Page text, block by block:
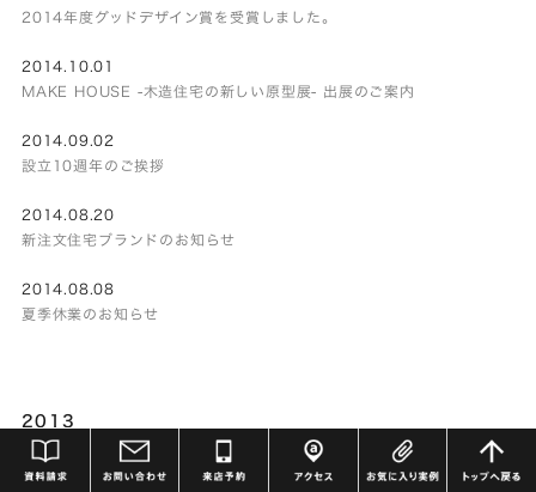
2014年度グッドデザイン賞を受賞しました。
2014.10.01
MAKE HOUSE -木造住宅の新しい原型展- 出展のご案内
2014.09.02
設立10週年のご挨拶
2014.08.20
新注文住宅ブランドのお知らせ
2014.08.08
夏季休業のお知らせ
2013
2013.12.05